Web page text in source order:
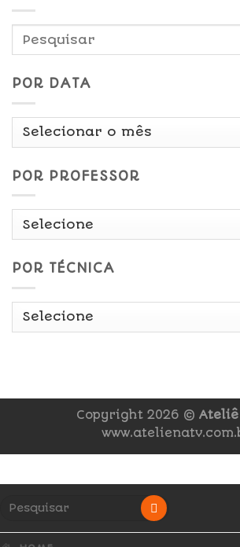
POR DATA
Por
POR PROFESSOR
POR TÉCNICA
Copyright 2026 © Ateliê